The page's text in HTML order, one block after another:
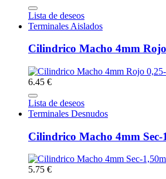
Lista de deseos
Terminales Aislados
Cilindrico Macho 4mm
6.45 €
Lista de deseos
Terminales Desnudos
Cilindrico Macho 4mm Sec-
5.75 €